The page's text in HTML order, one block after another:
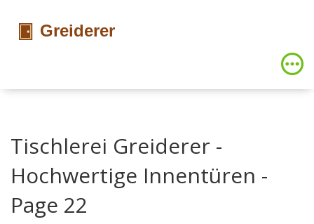
Tischlerei Greiderer -
Hochwertige Innentüren -
Page 22